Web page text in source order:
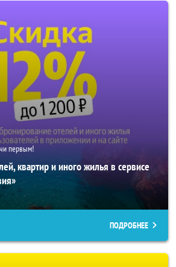
первым!
квартир и иного жилья в сервисе
ПОДРОБНЕЕ